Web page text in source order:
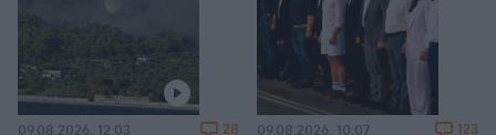
09.08.2026, 12:03 28 09.08.2026, 10:07 123